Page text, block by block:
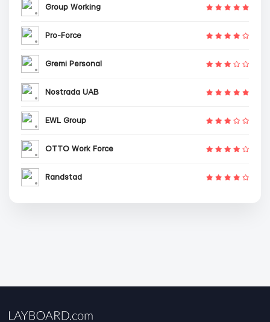
Group Working
Pro-Force
Gremi Personal
Nostrada UAB
EWL Group
OTTO Work Force
Randstad